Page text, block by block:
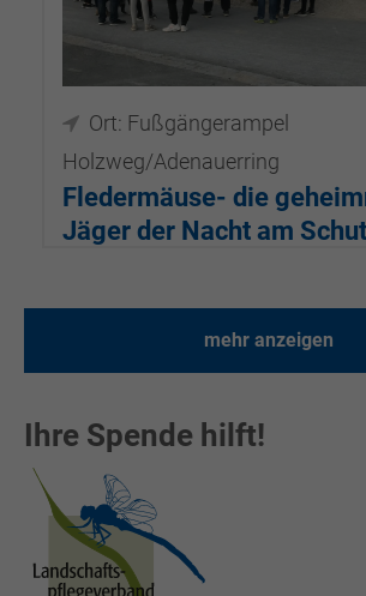
Ort: Fußgängerampel
Holzweg/Adenauerring
Fledermäuse- die
Jäger der Nacht am
18.09.2026, 18:30–20:00
mehr anzeigen
Ihre Spende hilft!